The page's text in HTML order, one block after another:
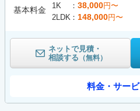
基本料金 1K 38,000円〜
2LDK
148,000円〜
ネットで見積・
相談する （無料）
料金・サー